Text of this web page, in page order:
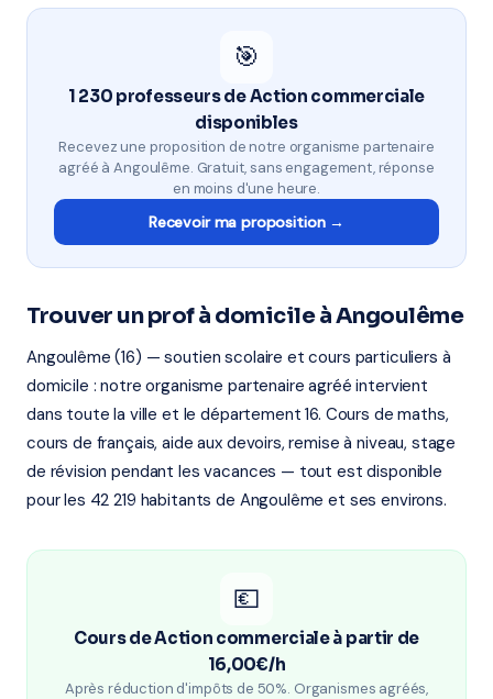
🎯
1 230 professeurs de Action commerciale
disponibles
Recevez une proposition de notre organisme partenaire
agréé à Angoulême. Gratuit, sans engagement, réponse
en moins d'une heure.
Recevoir ma proposition →
Trouver un prof à domicile à Angoulême
Angoulême (16) — soutien scolaire et cours particuliers à
domicile : notre organisme partenaire agréé intervient
dans toute la ville et le département 16. Cours de maths,
cours de français, aide aux devoirs, remise à niveau, stage
de révision pendant les vacances — tout est disponible
pour les 42 219 habitants de Angoulême et ses environs.
💶
Cours de Action commerciale à partir de
16,00€/h
Après réduction d'impôts de 50%. Organismes agréés,